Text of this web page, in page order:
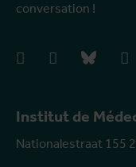
Institut de
Nationalestraat 155
conversation !
facebookinstagrambluesky